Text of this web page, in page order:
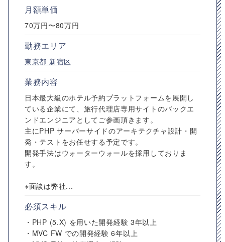
月額単価
70万円〜80万円
勤務エリア
東京都 新宿区
業務内容
日本最大級のホテル予約プラットフォームを展開し
ている企業にて、旅行代理店専用サイトのバックエ
ンドエンジニアとしてご参画頂きます。
主にPHP サーバーサイドのアーキテクチャ設計・開
発・テストをお任せする予定です。
開発手法はウォーターウォールを採用しておりま
す。
※面談は弊社...
必須スキル
・PHP (5.X) を用いた開発経験 3年以上
・MVC FW での開発経験 6年以上